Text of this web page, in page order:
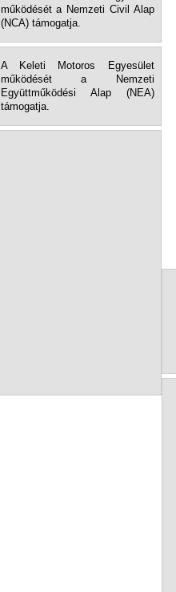
működését a Nemzeti Civil Alap
(NCA) támogatja.
A Keleti Motoros Egyesület
működését a Nemzeti
Együttműködési Alap (NEA)
támogatja.